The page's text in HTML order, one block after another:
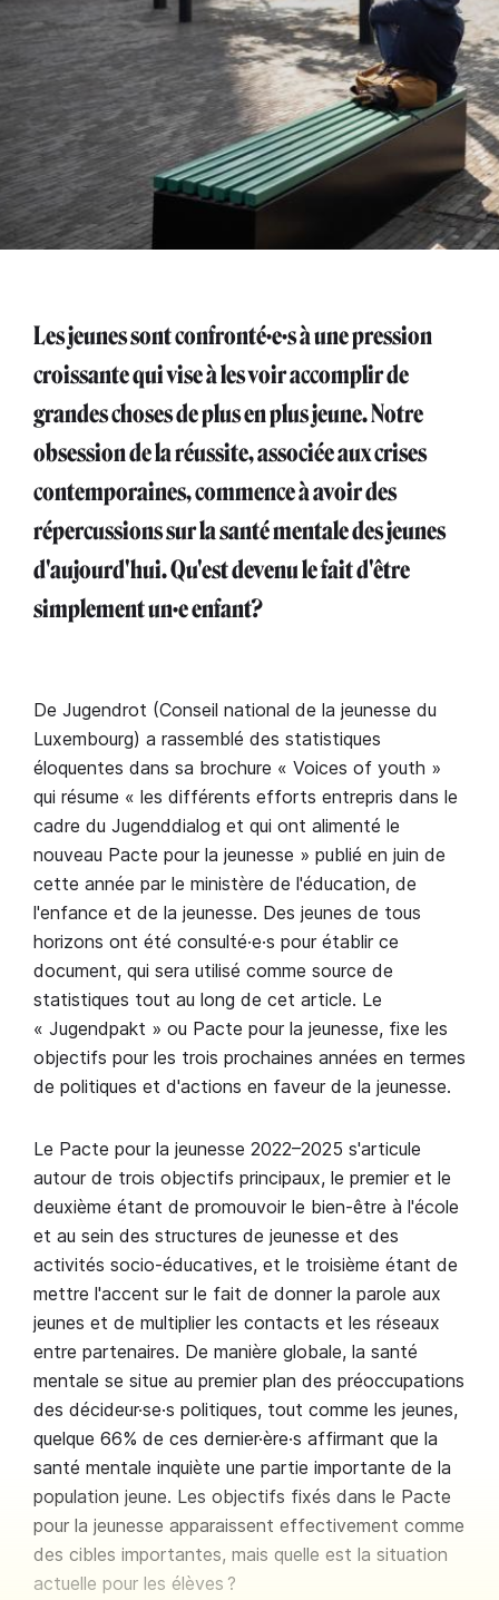
Les jeunes sont confronté·e·s à une pression
croissante qui vise à les voir accomplir de
grandes choses de plus en plus jeune. Notre
obsession de la réussite, associée aux crises
contemporaines, commence à avoir des
répercussions sur la santé mentale des jeunes
d'aujourd'hui. Qu'est devenu le fait d'être
simplement un·e enfant?
De Jugendrot (Conseil national de la jeunesse du
Luxembourg) a rassemblé des statistiques
éloquentes dans sa brochure « Voices of youth »
qui résume « les différents efforts entrepris dans le
cadre du Jugenddialog et qui ont alimenté le
nouveau Pacte pour la jeunesse » publié en juin de
cette année par le ministère de l'éducation, de
l'enfance et de la jeunesse. Des jeunes de tous
horizons ont été consulté·e·s pour établir ce
document, qui sera utilisé comme source de
statistiques tout au long de cet article. Le
« Jugendpakt » ou Pacte pour la jeunesse, fixe les
objectifs pour les trois prochaines années en termes
de politiques et d'actions en faveur de la jeunesse.
Le Pacte pour la jeunesse 2022–2025 s'articule
autour de trois objectifs principaux, le premier et le
deuxième étant de promouvoir le bien-être à l'école
et au sein des structures de jeunesse et des
activités socio-éducatives, et le troisième étant de
mettre l'accent sur le fait de donner la parole aux
jeunes et de multiplier les contacts et les réseaux
entre partenaires. De manière globale, la santé
mentale se situe au premier plan des préoccupations
des décideur·se·s politiques, tout comme les jeunes,
quelque 66% de ces dernier·ère·s affirmant que la
santé mentale inquiète une partie importante de la
population jeune. Les objectifs fixés dans le Pacte
pour la jeunesse apparaissent effectivement comme
des cibles importantes, mais quelle est la situation
actuelle pour les élèves ?